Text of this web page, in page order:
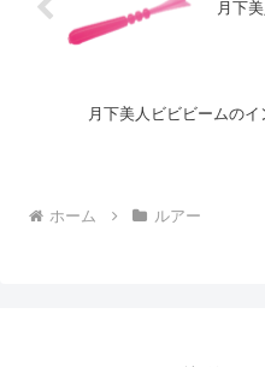
月下
月下美人ビビビームのイ
ホーム ルアー